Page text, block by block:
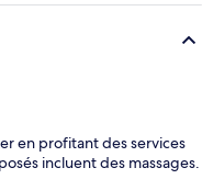
en profitant des services
incluent des massages.